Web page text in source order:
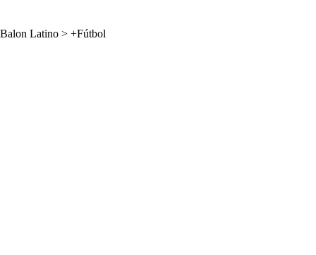
Balon Latino > +Fútbol